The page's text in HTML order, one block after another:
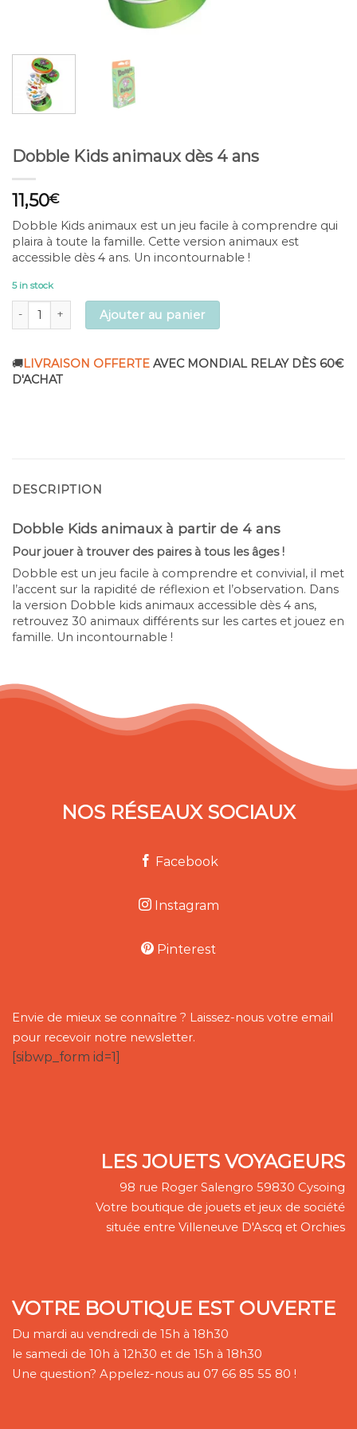
Dobble Kids animaux dès 4 ans
11,50€
Dobble Kids animaux est un jeu facile à comprendre qui
plaira à toute la famille. Cette version animaux est
accessible dès 4 ans. Un incontournable !
5 in stock
Dobble Kids animaux dès 4 ans quantity
Ajouter au panier
🚚LIVRAISON OFFERTE AVEC MONDIAL RELAY DÈS 60€
D'ACHAT
DESCRIPTION
Dobble Kids animaux à partir de 4 ans
Pour jouer à trouver des paires à tous les âges !
Dobble est un jeu facile à comprendre et convivial, il met
l’accent sur la rapidité de réflexion et l’observation. Dans
la version Dobble kids animaux accessible dès 4 ans,
retrouvez 30 animaux différents sur les cartes et jouez en
famille. Un incontournable !
NOS RÉSEAUX SOCIAUX
Facebook
Instagram
Pinterest
Envie de mieux se connaître ? Laissez-nous votre email
pour recevoir notre newsletter.
[sibwp_form id=1]
LES JOUETS VOYAGEURS
98 rue Roger Salengro 59830 Cysoing
Votre boutique de jouets et jeux de société
située entre Villeneuve D'Ascq et Orchies
VOTRE BOUTIQUE EST OUVERTE
Du mardi au vendredi de 15h à 18h30
le samedi de 10h à 12h30 et de 15h à 18h30
Une question? Appelez-nous au 07 66 85 55 80 !